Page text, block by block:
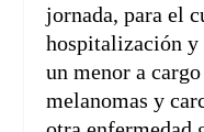
jornada, para el
hospitalización y
un menor a
melanomas y